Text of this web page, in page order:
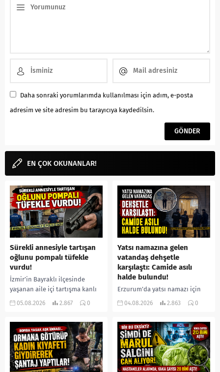
Daha sonraki yorumlarımda kullanılması için adım, e-posta
adresim ve site adresim bu tarayıcıya kaydedilsin.
EN ÇOK OKUNANLAR!
Sürekli annesiyle tartışan
oğlunu pompalı tüfekle
vurdu!
İzmir’in Bayraklı ilçesinde
yaşanan aile içi tartışma kanlı
bitti. İddiaya göre, uzun süredir
05.08.2026 2.867 0
Yatsı namazına gelen
vatandaş dehşetle
karşılaştı: Camide asılı
halde bulundu!
Erzurum’da yatsı namazı için
camiye gelen bir vatandaş,
yerine sevk edilen...
04.08.2026 2.863 0